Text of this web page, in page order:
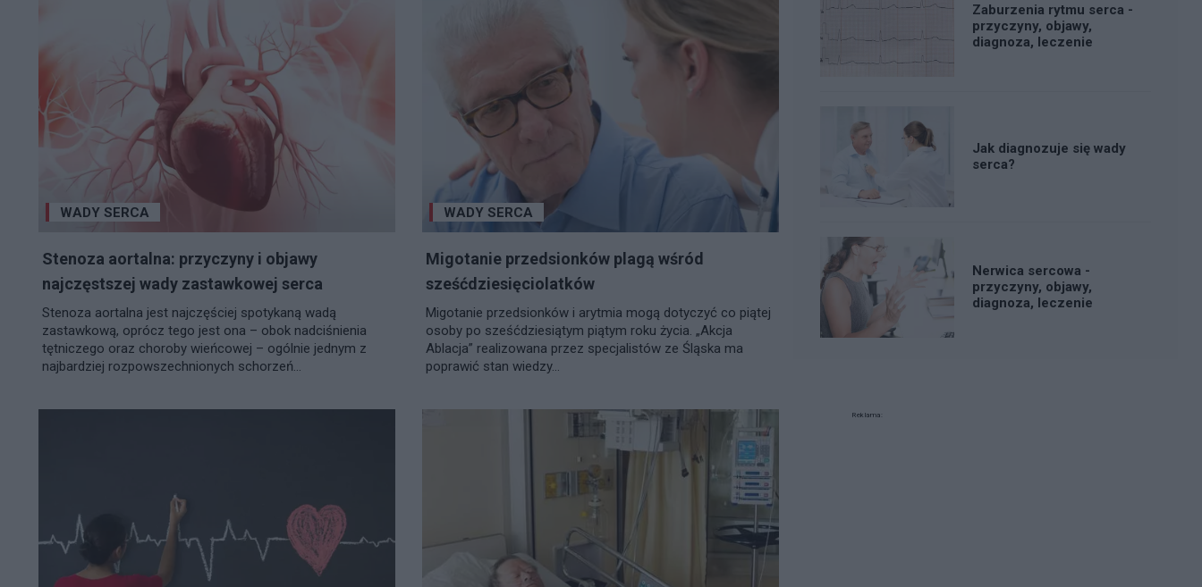
WADY SERCA
Stenoza aortalna: przyczyny i objawy
najczęstszej wady zastawkowej serca
Stenoza aortalna jest najczęściej spotykaną wadą
zastawkową, oprócz tego jest ona – obok nadciśnienia
tętniczego oraz choroby wieńcowej – ogólnie jednym z
najbardziej rozpowszechnionych schorzeń...
WADY SERCA
Migotanie przedsionków plagą wśród
sześćdziesięciolatków
Migotanie przedsionków i arytmia mogą dotyczyć co piątej
osoby po sześćdziesiątym piątym roku życia. „Akcja
Ablacja” realizowana przez specjalistów ze Śląska ma
poprawić stan wiedzy...
Zaburzenia rytmu serca -
przyczyny, objawy,
diagnoza, leczenie
Jak diagnozuje się wady
serca?
Nerwica sercowa -
przyczyny, objawy,
diagnoza, leczenie
Reklama: